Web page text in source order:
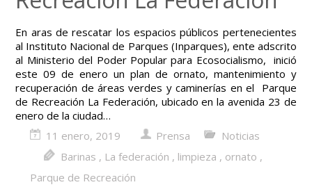
En aras de rescatar los espacios públicos pertenecientes
al Instituto Nacional de Parques (Inparques), ente adscrito
al Ministerio del Poder Popular para Ecosocialismo, inició
este 09 de enero un plan de ornato, mantenimiento y
recuperación de áreas verdes y caminerías en el Parque
de Recreación La Federación, ubicado en la avenida 23 de
enero de la ciudad…
11 enero, 2019
Prensa
Noticias
Barinas , La federación , limpieza , ornato ,
Parque de Recreación